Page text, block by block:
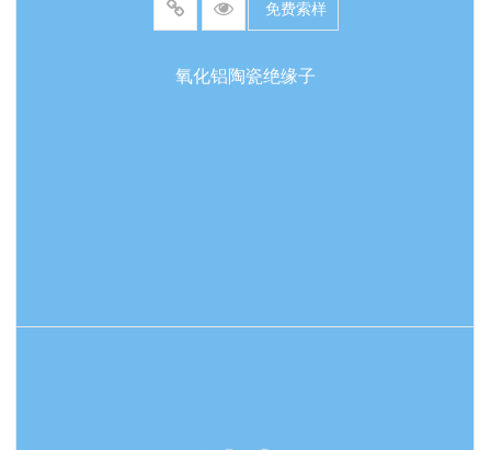
免费索样
氧化铝陶瓷绝缘子